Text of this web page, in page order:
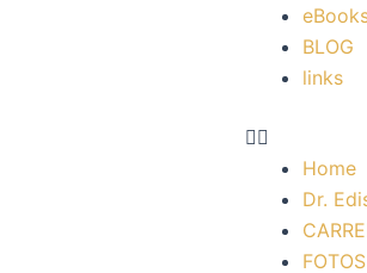
BLOG
links
Home
Dr.
FOTOS